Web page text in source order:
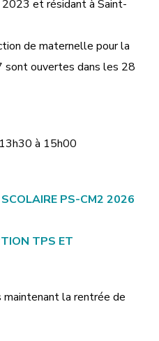
2023 etrésidant à Saint-
de maternelle pour la
sontouvertes dans les 28
à 15h00
PS-CM2 2026
TPS ET
maintenant la rentrée de